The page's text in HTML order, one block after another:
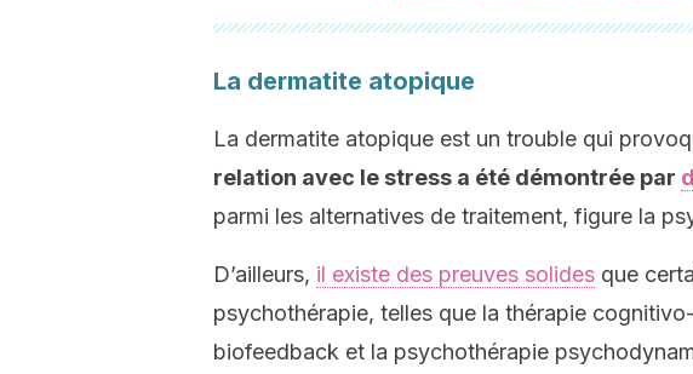
La dermatite atopique
La dermatite atopique est un trouble qui
relation avec le stress a été démontrée par
parmi les alternatives de traitement, figure la
D’ailleurs, il existe des preuves solides que
psychothérapie, telles que la thérapie
biofeedback et la psychothérapie